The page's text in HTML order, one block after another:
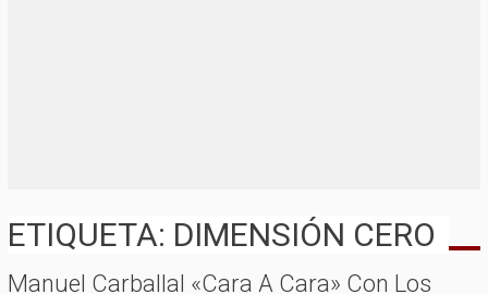
ETIQUETA: DIMENSIÓN CERO
Manuel Carballal «cara A Cara» Con Los